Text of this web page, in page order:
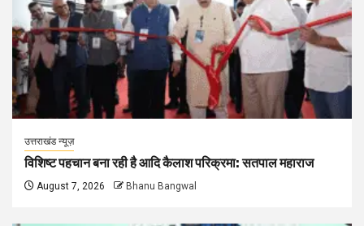
उत्तराखंड न्यूज़
विशिष्ट पहचान बना रही है आदि कैलाश परिक्रमा: सतपाल महाराज
August 7, 2026 Bhanu Bangwal